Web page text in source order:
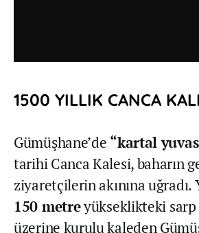
1500 YILLIK CANCA
Gümüşhane’de “kartal
tarihi Canca Kalesi, baharın
ziyaretçilerin akınına uğradı.
150 metreyükseklikteki sarp
üzerine kurulu kaleden